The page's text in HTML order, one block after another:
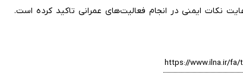
نکات ایمنی در انجام فعالیت‌های عمرانی تاکید کرده است.